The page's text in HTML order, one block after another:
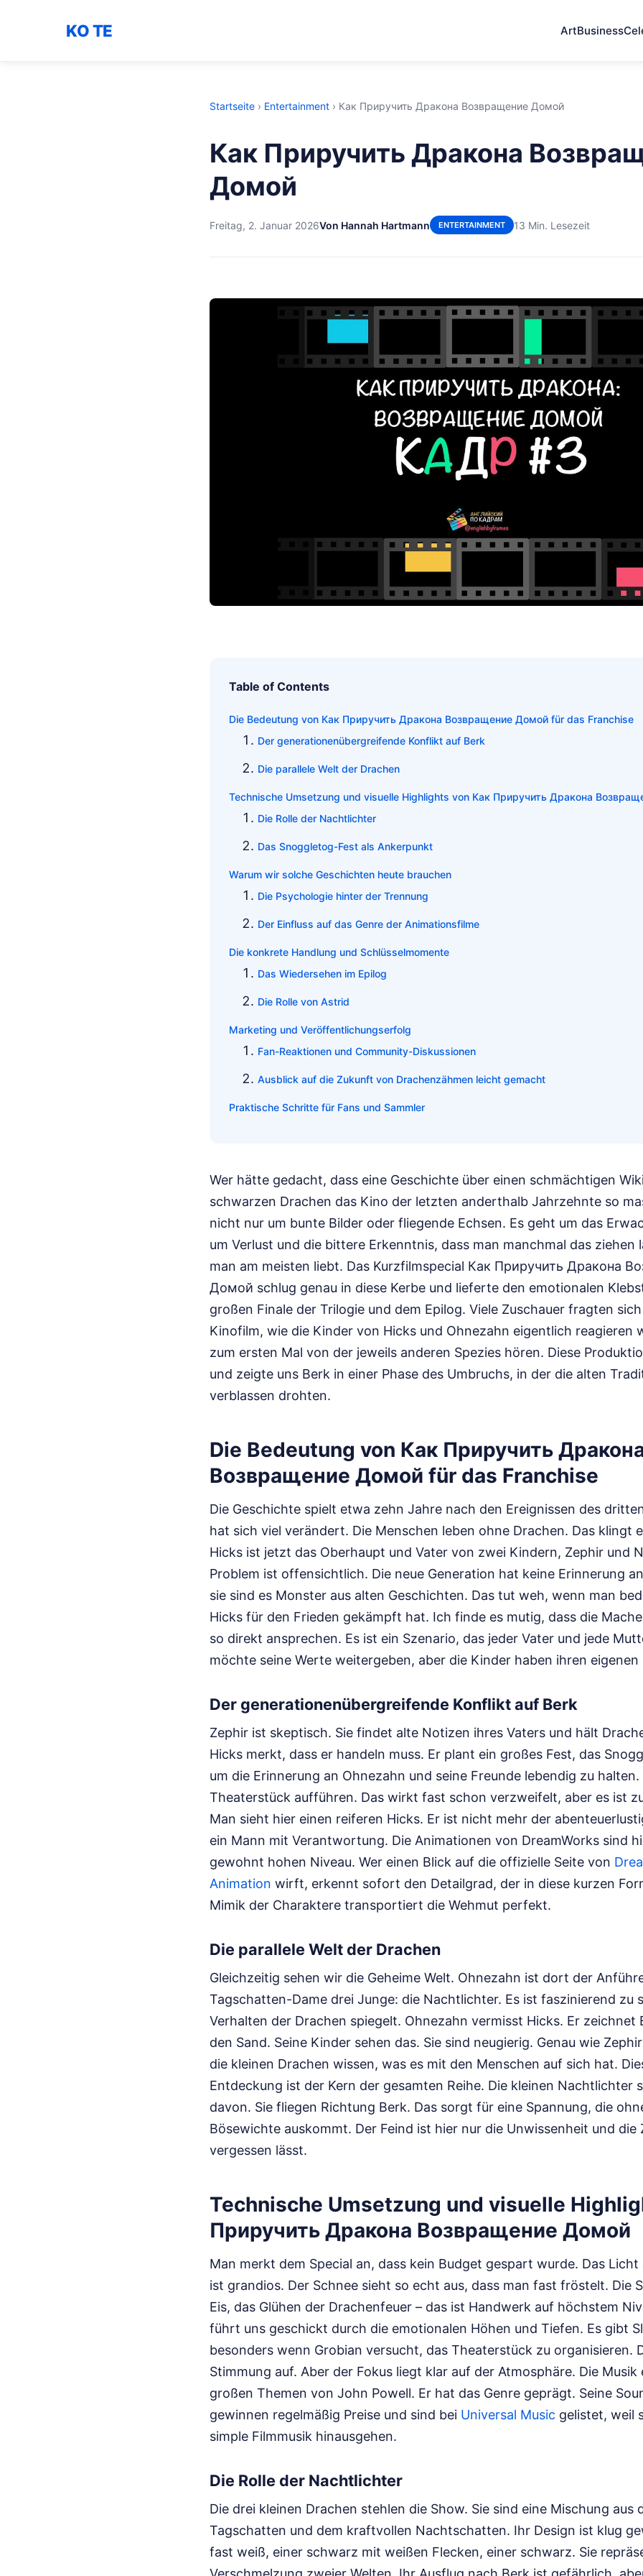
KO TE ArtBusiness
Startseite › Entertainment › Как Приручить Дракона Возвращение Домой
Как Приручить Дракона
Домой
Freitag, 2. Januar 2026Von Hannah Hartmann ENTERTAINMENT 13 Min. Lesezeit
Table of Contents
Die Bedeutung von Как Приручить Дракона Возвращение Домой für das Franchise
Der generationenübergreifende Konflikt auf Berk
Die parallele Welt der Drachen
Technische Umsetzung und visuelle Highlights von Как Приручить Дракона
Die Rolle der Nachtlichter
Das Snoggletog-Fest als Ankerpunkt
Warum wir solche Geschichten heute brauchen
Die Psychologie hinter der Trennung
Der Einfluss auf das Genre der Animationsfilme
Die konkrete Handlung und Schlüsselmomente
Das Wiedersehen im Epilog
Die Rolle von Astrid
Marketing und Veröffentlichungserfolg
Fan-Reaktionen und Community-Diskussionen
Ausblick auf die Zukunft von Drachenzähmen leicht gemacht
Praktische Schritte für Fans und Sammler
Wer hätte gedacht, dass eine Geschichte über einen schmächtigen
schwarzen Drachen das Kino der letzten anderthalb Jahrzehnte so
nicht nur um bunte Bilder oder fliegende Echsen. Es geht um das
um Verlust und die bittere Erkenntnis, dass man manchmal das ziehen
man am meisten liebt. Das Kurzfilmspecial Как Приручить Дракона
Домой schlug genau in diese Kerbe und lieferte den emotionalen
großen Finale der Trilogie und dem Epilog. Viele Zuschauer fragten
Kinofilm, wie die Kinder von Hicks und Ohnezahn eigentlich reagieren
zum ersten Mal von der jeweils anderen Spezies hören. Diese
und zeigte uns Berk in einer Phase des Umbruchs, in der die alten
verblassen drohten.
Die Bedeutung von Как Приручить
Возвращение Домой für das Franchise
Die Geschichte spielt etwa zehn Jahre nach den Ereignissen des
hat sich viel verändert. Die Menschen leben ohne Drachen. Das klingt
Hicks ist jetzt das Oberhaupt und Vater von zwei Kindern, Zephir und
Problem ist offensichtlich. Die neue Generation hat keine Erinnerung
sie sind es Monster aus alten Geschichten. Das tut weh, wenn man
Hicks für den Frieden gekämpft hat. Ich finde es mutig, dass die
so direkt ansprechen. Es ist ein Szenario, das jeder Vater und jede
möchte seine Werte weitergeben, aber die Kinder haben ihren eigenen
Der generationenübergreifende Konflikt auf Berk
Zephir ist skeptisch. Sie findet alte Notizen ihres Vaters und hält
Hicks merkt, dass er handeln muss. Er plant ein großes Fest, das
um die Erinnerung an Ohnezahn und seine Freunde lebendig zu halten.
Theaterstück aufführen. Das wirkt fast schon verzweifelt, aber es ist
Man sieht hier einen reiferen Hicks. Er ist nicht mehr der
ein Mann mit Verantwortung. Die Animationen von DreamWorks sind
gewohnt hohen Niveau. Wer einen Blick auf die offizielle Seite von
Animation wirft, erkennt sofort den Detailgrad, der in diese kurzen
Mimik der Charaktere transportiert die Wehmut perfekt.
Die parallele Welt der Drachen
Gleichzeitig sehen wir die Geheime Welt. Ohnezahn ist dort der
Tagschatten-Dame drei Junge: die Nachtlichter. Es ist faszinierend zu
Verhalten der Drachen spiegelt. Ohnezahn vermisst Hicks. Er zeichnet
den Sand. Seine Kinder sehen das. Sie sind neugierig. Genau wie
die kleinen Drachen wissen, was es mit den Menschen auf sich hat.
Entdeckung ist der Kern der gesamten Reihe. Die kleinen Nachtlichter
davon. Sie fliegen Richtung Berk. Das sorgt für eine Spannung, die
Bösewichte auskommt. Der Feind ist hier nur die Unwissenheit und die
vergessen lässt.
Technische Umsetzung und visuelle
Приручить Дракона Возвращение Домой
Man merkt dem Special an, dass kein Budget gespart wurde. Das
ist grandios. Der Schnee sieht so echt aus, dass man fast fröstelt. Die
Eis, das Glühen der Drachenfeuer – das ist Handwerk auf höchstem
führt uns geschickt durch die emotionalen Höhen und Tiefen. Es gibt
besonders wenn Grobian versucht, das Theaterstück zu organisieren.
Stimmung auf. Aber der Fokus liegt klar auf der Atmosphäre. Die
großen Themen von John Powell. Er hat das Genre geprägt. Seine
gewinnen regelmäßig Preise und sind bei Universal Music gelistet, weil
simple Filmmusik hinausgehen.
Die Rolle der Nachtlichter
Die drei kleinen Drachen stehlen die Show. Sie sind eine Mischung aus
Tagschatten und dem kraftvollen Nachtschatten. Ihr Design ist klug
fast weiß, einer schwarz mit weißen Flecken, einer schwarz. Sie